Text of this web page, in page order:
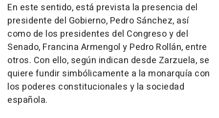
En este sentido, está prevista la presencia del
presidente del Gobierno, Pedro Sánchez, así
como de los presidentes del Congreso y del
Senado, Francina Armengol y Pedro Rollán, entre
otros. Con ello, según indican desde Zarzuela, se
quiere fundir simbólicamente a la monarquía con
los poderes constitucionales y la sociedad
española.